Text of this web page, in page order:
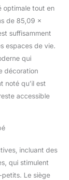
l'Éveil
des
à
jeu de
pour
le jeu
de plier le
le
optimale tout en
de 85,09 x
suffisamment
espaces de vie.
qui
décoration
noté qu’il est
accessible
incluant des
qui stimulent
petits. Le siège